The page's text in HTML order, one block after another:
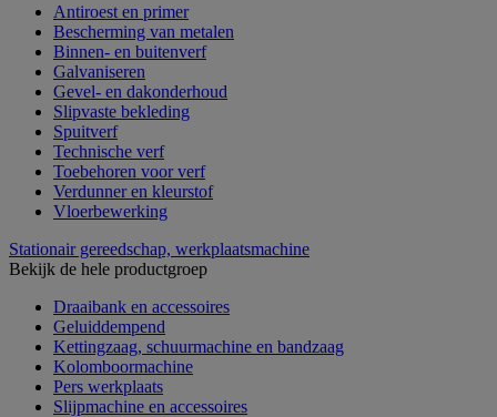
Antiroest en primer
Bescherming van metalen
Binnen- en buitenverf
Galvaniseren
Gevel- en dakonderhoud
Slipvaste bekleding
Spuitverf
Technische verf
Toebehoren voor verf
Verdunner en kleurstof
Vloerbewerking
Stationair gereedschap, werkplaatsmachine
Bekijk de hele productgroep
Draaibank en accessoires
Geluiddempend
Kettingzaag, schuurmachine en bandzaag
Kolomboormachine
Pers werkplaats
Slijpmachine en accessoires